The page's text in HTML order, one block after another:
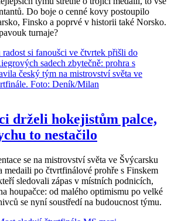
Do boje o cenné kovy postoupilo
Finsko a poprvé v historii také Norsko.
turnaje?
drželi hokejistům palce,
to nestačilo
se na mistrovství světa ve Švýcarsku
medaili po čtvrtfinálové prohře s Finskem
sledovali zápas v místních podnicích,
houpačce: od malého optimismu po velké
se nyní soustředí na budoucnost týmu.